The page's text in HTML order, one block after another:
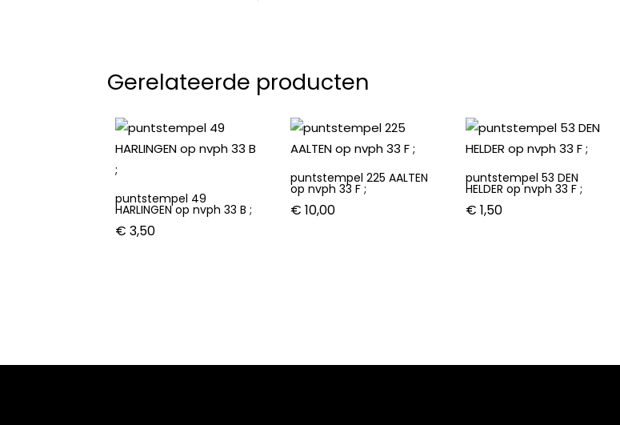
Gerelateerde producten
puntstempel 49
HARLINGEN op nvph 33 B ;
€ 3,50
puntstempel 225 AALTEN
op nvph 33 F ;
€ 10,00
puntstempel 53 DEN
HELDER op nvph 33 F ;
€ 1,50